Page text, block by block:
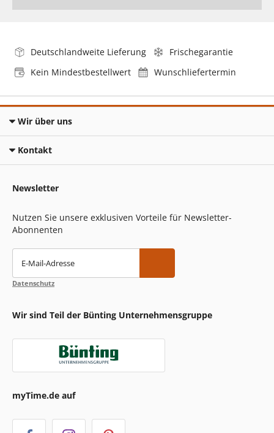
Deutschlandweite Lieferung
Frischegarantie
Kein Mindestbestellwert
Wunschliefertermin
Wir über uns
Kontakt
Newsletter
Nutzen Sie unsere exklusiven Vorteile für Newsletter-
Abonnenten
E-Mail-Adresse
Datenschutz
Wir sind Teil der Bünting Unternehmensgruppe
myTime.de auf